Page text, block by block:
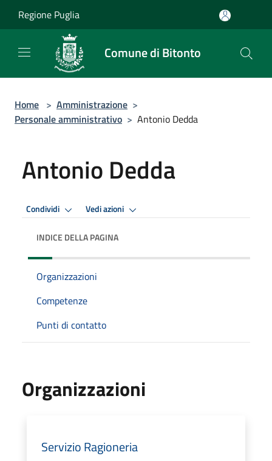
Regione Puglia
Comune di Bitonto
Home > Amministrazione >
Personale amministrativo > Antonio Dedda
Antonio Dedda
Condividi Vedi azioni
INDICE DELLA PAGINA
Organizzazioni
Competenze
Punti di contatto
Organizzazioni
Servizio Ragioneria